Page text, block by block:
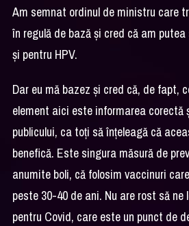
Am semnat ordinul de ministru care
în regulă de bază și cred că am
și pentru HPV.
Dar eu mă bazez și cred că, de fapt,
element aici este informarea corectă
publicului, ca toți să înțeleagă că
benefică. Este singura măsură de
anumite boli, că folosim vaccinuri
peste 30-40 de ani. Nu are rost să ne
pentru Covid, care este un punct de